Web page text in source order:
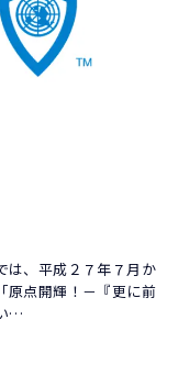
は、平成２７年７月か
原点開輝！－『更に前
…